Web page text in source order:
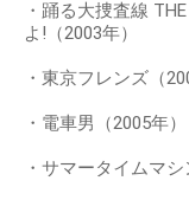
・踊る大捜査線
よ!（2003年）
・東京フレンズ（
・電車男（2005年）
・サマータイムマ